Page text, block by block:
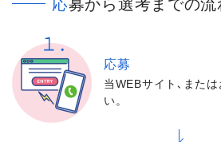
応募から選考までの
応募
当WEBサイト､また
い。